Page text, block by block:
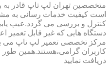
متخصصین تهران لپ تاپ قادر به
است کیفیت خدمات رسانی به
کنترل و بررسی می گردد.عیب
دستگاه هایی که غیر قابل تعمیر
مرکز تخصصی تعمیر لپ تاپ می
کاربران گرامی،هستند.همین
دریافت نمایید